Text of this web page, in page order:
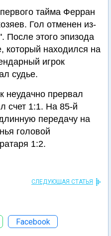
тайма Ферран
Гол отменен из-
После этого эпизода
находился на
игрок
судье.
неудачно прервал
счет 1:1. На 85-й
передачу на
головой
1:2.
СЛЕДУЮЩАЯ СТАТЬЯ
Facebook